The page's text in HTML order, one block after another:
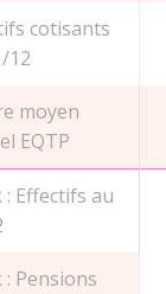
cotisants
12
moyen
EQTP
: Effectifs au
: Pensions